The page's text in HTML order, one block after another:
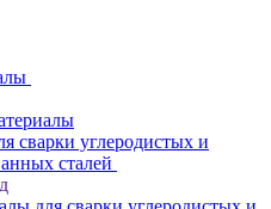
сварки углеродистых и
сталей